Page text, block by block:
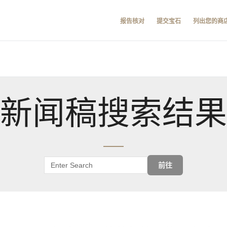
报告核对 提交宝石 列出您的商
新闻稿搜索结果
前往